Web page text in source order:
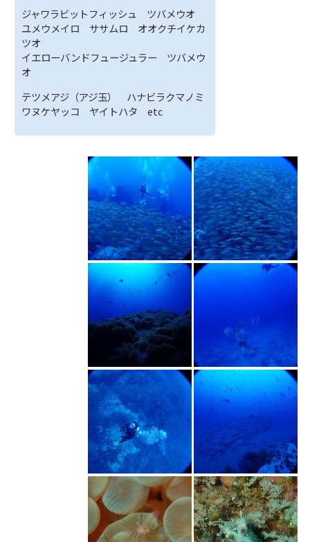
ジャワラビットフィッシュ ツバメウオ
ユメウメイロ ササムロ オオクチイケカ
ツオ
イエローバンドフュージュラー ツバメウ
オ
テツメアジ（アジ玉） ハナビラクマノミ
ワヌケヤッコ ヤイトハタ etc